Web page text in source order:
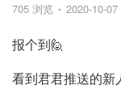
705 浏览 2020-10-07
报个到🙋
看到君君推送的新